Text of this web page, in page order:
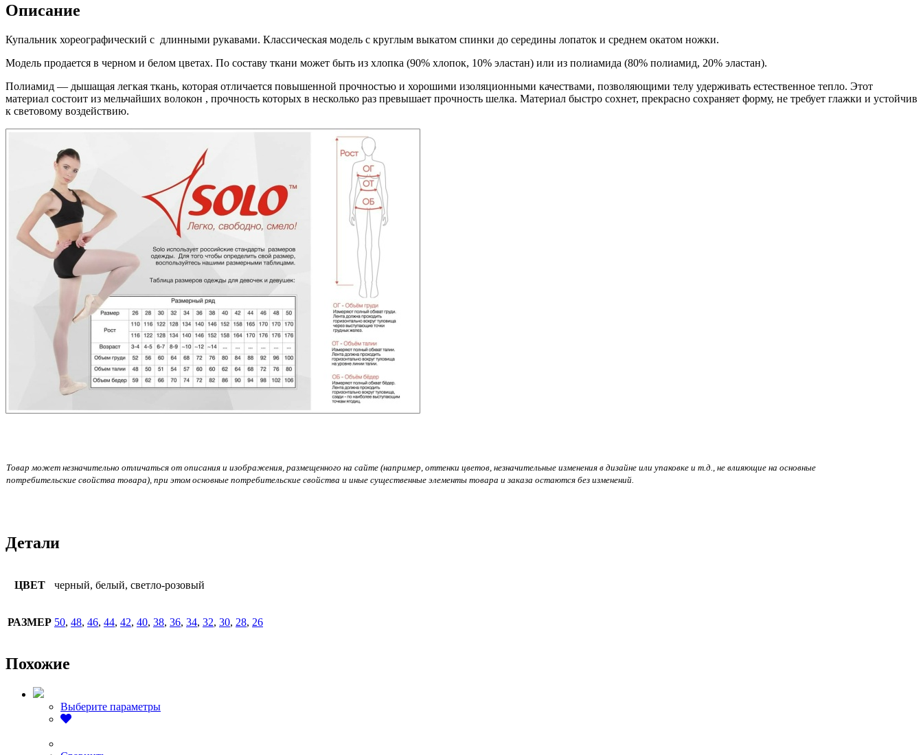
Описание
Купальник хореографический с длинными рукавами. Классическая модель с круглым выкатом спинки до середины лопаток и среднем окатом ножки.
Модель продается в черном и белом цветах. По составу ткани может быть из хлопка (90% хлопок, 10% эластан) или из полиамида (80% полиамид, 20% эластан).
Полиамид — дышащая легкая ткань, которая отличается повышенной прочностью и хорошими изоляционными качествами, позволяющими телу удерживать естественное тепло. Этот
материал состоит из мельчайших волокон , прочность которых в несколько раз превышает прочность шелка. Материал быстро сохнет, прекрасно сохраняет форму, не требует глажки и устойчив
к световому воздействию.
Товар может незначительно отличаться от описания и изображения, размещенного на сайте (например, оттенки цветов, незначительные изменения в дизайне или упаковке и т.д., не влияющие на основные
потребительские свойства товара), при этом основные потребительские свойства и иные существенные элементы товара и заказа остаются без изменений.
Детали
ЦВЕТ черный, белый, светло-розовый
РАЗМЕР 50, 48, 46, 44, 42, 40, 38, 36, 34, 32, 30, 28, 26
Похожие
Выберите параметрыЭтот